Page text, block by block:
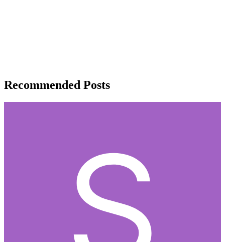
Recommended Posts